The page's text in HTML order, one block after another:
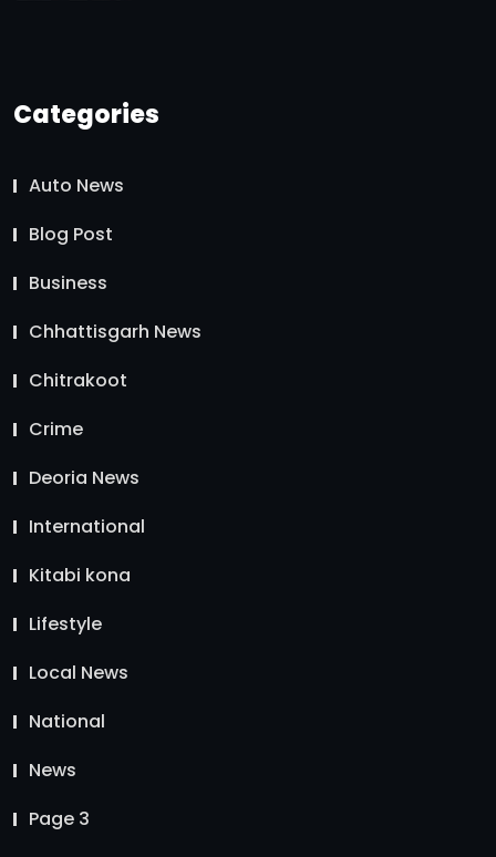
Categories
Auto News
Blog Post
Business
Chhattisgarh News
Chitrakoot
Crime
Deoria News
International
Kitabi kona
Lifestyle
Local News
National
News
Page 3